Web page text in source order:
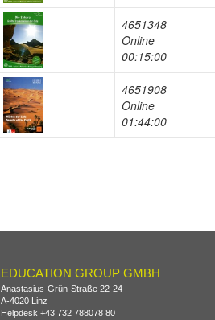
4651348
Online
00:15:00
4651908
Online
01:44:00
EDUCATION GROUP GMBH
Anastasius-Grün-Straße 22-24
A-4020 Linz
Helpdesk +43 732 788078 80